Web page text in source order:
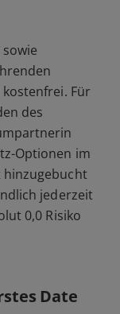
Für
des
Optionen im
hinzugebucht
jederzeit
0,0 Risiko
Date